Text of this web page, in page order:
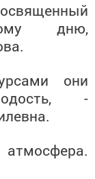
дню,
они
-